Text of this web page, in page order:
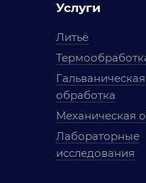
Услуги
Литьё
Гальваническая
обработка
Механическая
Лабораторные
исследования